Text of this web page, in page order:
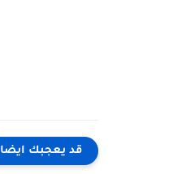
قد يعجبك ايضا